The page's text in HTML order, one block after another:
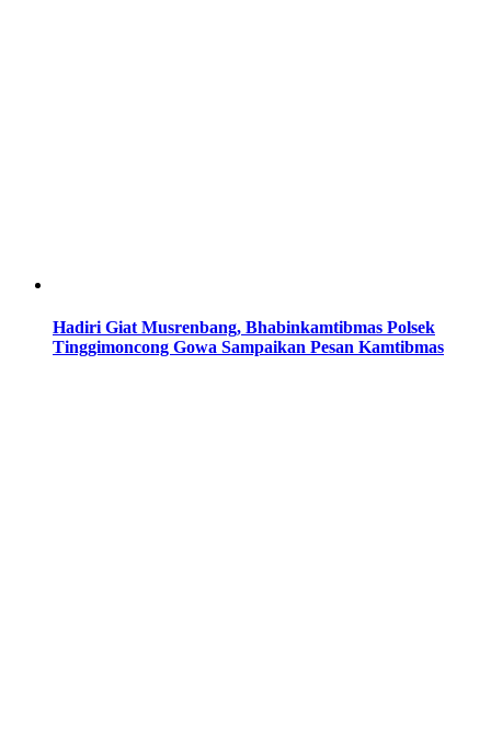
Hadiri Giat Musrenbang, Bhabinkamtibmas Polsek
Tinggimoncong Gowa Sampaikan Pesan Kamtibmas